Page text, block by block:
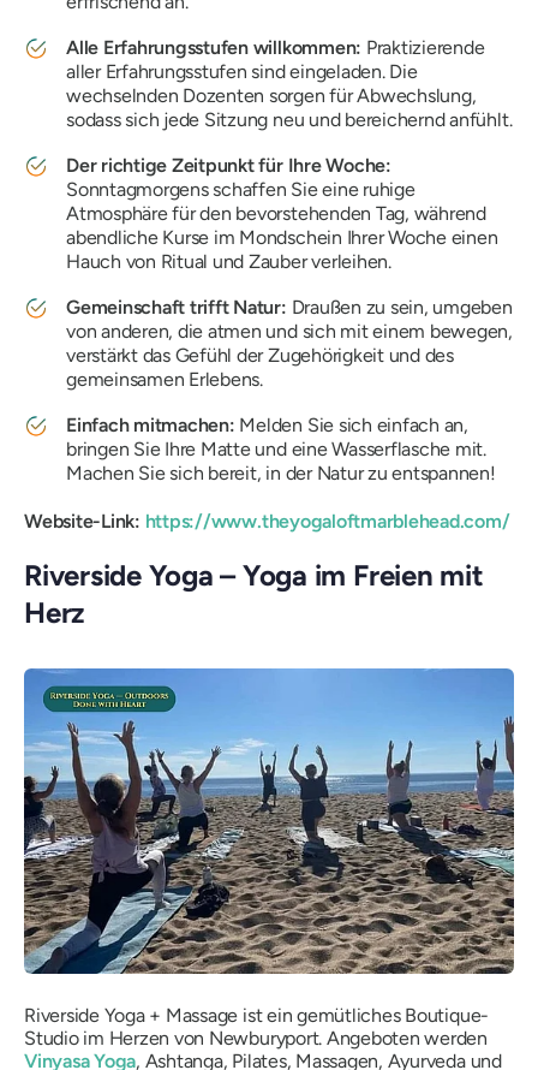
Alle Erfahrungsstufen willkommen: Praktizierende
aller Erfahrungsstufen sind eingeladen. Die
wechselnden Dozenten sorgen für Abwechslung,
sodass sich jede Sitzung neu und bereichernd anfühlt.
Der richtige Zeitpunkt für Ihre Woche:
Sonntagmorgens schaffen Sie eine ruhige
Atmosphäre für den bevorstehenden Tag, während
abendliche Kurse im Mondschein Ihrer Woche einen
Hauch von Ritual und Zauber verleihen.
Gemeinschaft trifft Natur: Draußen zu sein, umgeben
von anderen, die atmen und sich mit einem bewegen,
verstärkt das Gefühl der Zugehörigkeit und des
gemeinsamen Erlebens.
Einfach mitmachen: Melden Sie sich einfach an,
bringen Sie Ihre Matte und eine Wasserflasche mit.
Machen Sie sich bereit, in der Natur zu entspannen!
Website-Link: https://www.theyogaloftmarblehead.com/
Riverside Yoga – Yoga im Freien mit
Herz
Riverside Yoga + Massage ist ein gemütliches Boutique-
Studio im Herzen von Newburyport. Angeboten werden
Vinyasa Yoga, Ashtanga, Pilates, Massagen, Ayurveda und